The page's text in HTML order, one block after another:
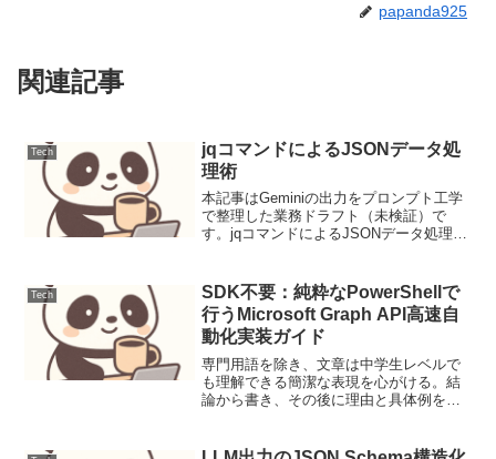
papanda925
関連記事
Tech
jqコマンドによるJSONデータ処
理術
本記事はGeminiの出力をプロンプト工学
で整理した業務ドラフト（未検証）で
す。jqコマンドによるJSONデータ処理術
理、ログ解析など、JSON形式のデータ...
Tech
SDK不要：純粋なPowerShellで
行うMicrosoft Graph API高速自
動化実装ガイド
専門用語を除き、文章は中学生レベルで
も理解できる簡潔な表現を心がける。結
論から書き、その後に理由と具体例を述
維持する。ソースコードには、保守性を